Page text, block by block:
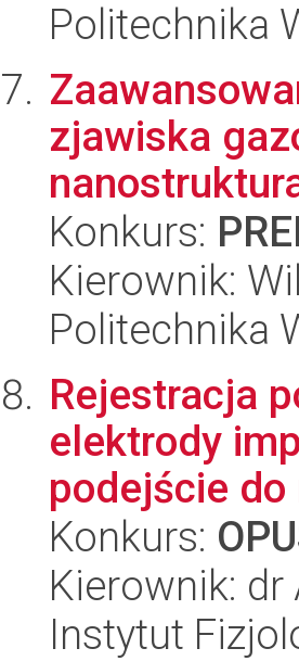
Politechnika
zjawiska
Konkurs:
Kierownik:
Politechnika
Rejestracja
elektrody
podejście
Konkurs:
Kierownik:
Instytut